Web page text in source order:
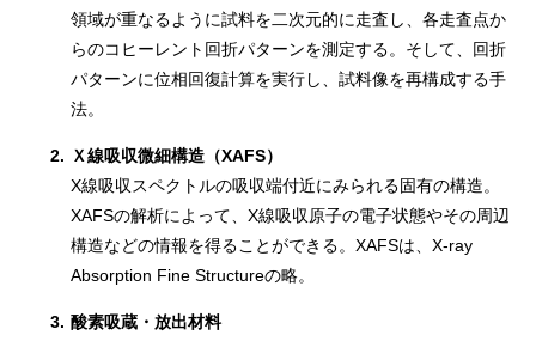
領域が重なるように試料を二次元的に走査し、各走査点か
らのコヒーレント回折パターンを測定する。そして、回折
パターンに位相回復計算を実行し、試料像を再構成する手
法。
2. Ｘ線吸収微細構造（XAFS）
X線吸収スペクトルの吸収端付近にみられる固有の構造。
XAFSの解析によって、X線吸収原子の電子状態やその周辺
構造などの情報を得ることができる。XAFSは、X-ray
Absorption Fine Structureの略。
3. 酸素吸蔵・放出材料